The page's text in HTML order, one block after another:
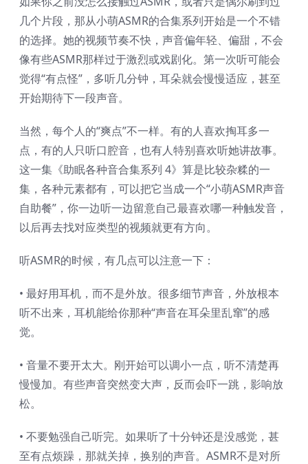
几个片段，那从小萌ASMR的合集系列开始是一个不错
的选择。她的视频节奏不快，声音偏年轻、偏甜，不会
像有些ASMR那样过于激烈或戏剧化。第一次听可能会
觉得“有点怪”，多听几分钟，耳朵就会慢慢适应，甚至
开始期待下一段声音。
当然，每个人的“爽点”不一样。有的人喜欢掏耳多一
点，有的人只听口腔音，也有人特别喜欢听她讲故事。
这一集《助眠各种音合集系列 4》算是比较杂糅的一
集，各种元素都有，可以把它当成一个“小萌ASMR声音
自助餐”，你一边听一边留意自己最喜欢哪一种触发音，
以后再去找对应类型的视频就更有方向。
听ASMR的时候，有几点可以注意一下：
• 最好用耳机，而不是外放。很多细节声音，外放根本
听不出来，耳机能给你那种“声音在耳朵里乱窜”的感
觉。
• 音量不要开太大。刚开始可以调小一点，听不清楚再
慢慢加。有些声音突然变大声，反而会吓一跳，影响放
松。
• 不要勉强自己听完。如果听了十分钟还是没感觉，甚
至有点烦躁，那就关掉，换别的声音。ASMR不是对所